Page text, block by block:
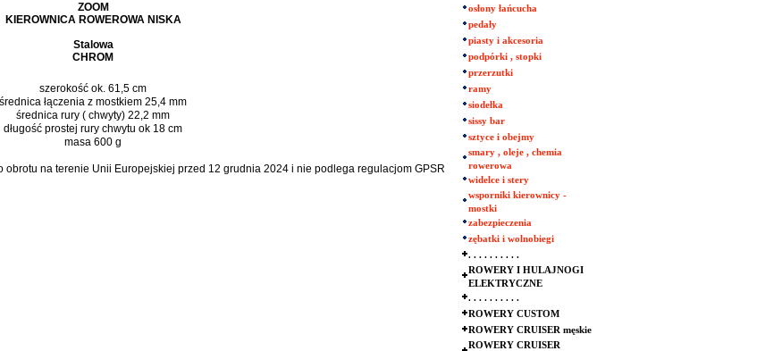
ZOOM
KIEROWNICA ROWEROWA NISKA
Stalowa
CHROM
szerokość ok. 61,5 cm
średnica łączenia z mostkiem 25,4 mm
średnica rury ( chwyty) 22,2 mm
długość prostej rury chwytu ok 18 cm
masa 600 g
obrotu na terenie Unii Europejskiej przed 12 grudnia 2024 i nie podlega regulacjom GPSR
osłony łańcucha
pedały
piasty i akcesoria
podpórki , stopki
przerzutki
ramy
siodełka
sissy bar
sztyce i obejmy
smary , oleje , chemia
rowerowa
widelce i stery
wsporniki kierownicy -
mostki
zabezpieczenia
zębatki i wolnobiegi
. . . . . . . . . .
ROWERY I HULAJNOGI
ELEKTRYCZNE
. . . . . . . . . .
ROWERY CUSTOM
ROWERY CRUISER męskie
ROWERY CRUISER